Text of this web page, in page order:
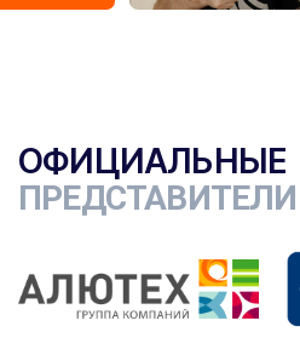
ОФИЦИАЛЬНЫЕ
ПРЕДСТАВИТЕЛИ